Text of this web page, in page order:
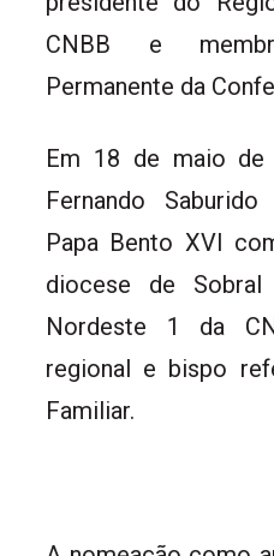
CNBB e
Permanente da
Em 18 de maio de
Fernando
Papa Bento XVI
diocese de Sobral
Nordeste 1 da
regional e bispo
Familiar.